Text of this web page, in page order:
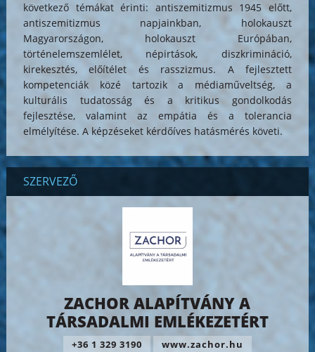
következő témákat érinti: antiszemitizmus 1945 előtt,
antiszemitizmus napjainkban, holokauszt
Magyarországon, holokauszt Európában,
történelemszemlélet, népirtások, diszkrimináció,
kirekesztés, előítélet és rasszizmus. A fejlesztett
kompetenciák közé tartozik a médiaműveltség, a
kulturális tudatosság és a kritikus gondolkodás
fejlesztése, valamint az empátia és a tolerancia
elmélyítése. A képzéseket kérdőíves hatásmérés követi.
SZERVEZŐ
ZACHOR ALAPÍTVÁNY A
TÁRSADALMI EMLÉKEZETÉRT
+36 1 329 3190 www.zachor.hu